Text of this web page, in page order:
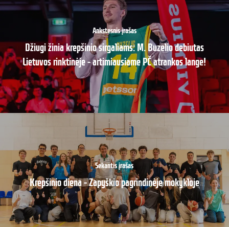
Ankstesnis įrašas
Džiugi žinia krepšinio sirgaliams: M. Buzelio debiutas
Lietuvos rinktinėje – artimiausiame PČ atrankos lange!
Sekantis įrašas
Krepšinio diena – Zapyškio pagrindinėje mokykloje